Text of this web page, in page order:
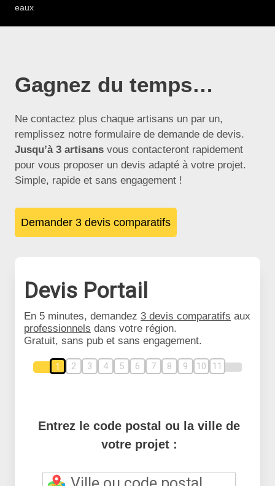
eaux
Gagnez du temps…
Ne contactez plus chaque artisans un par un,
remplissez notre formulaire de demande de devis.
Jusqu’à 3 artisans vous contacteront rapidement
pour vous proposer un devis adapté à votre projet.
Simple, rapide et sans engagement !
Demander 3 devis comparatifs
Devis Portail
En 5 minutes, demandez 3 devis comparatifs aux
professionnels dans votre région.
Gratuit, sans pub et sans engagement.
1 2 3 4 5 6 7 8 9 10 11
Entrez le code postal ou la ville de
votre projet :